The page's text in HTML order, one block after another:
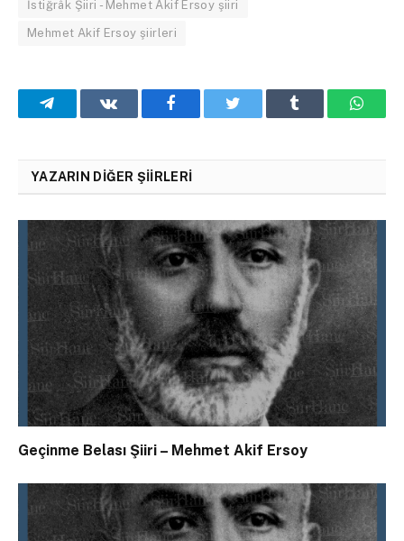
İstiğrâk Şiiri - Mehmet Akif Ersoy şiiri
Mehmet Akif Ersoy şiirleri
TelegramVKontakteFacebookTwitter
YAZARIN DIĞER ŞIIRLERI
Geçinme Belası Şiiri – Mehmet Akif Ersoy